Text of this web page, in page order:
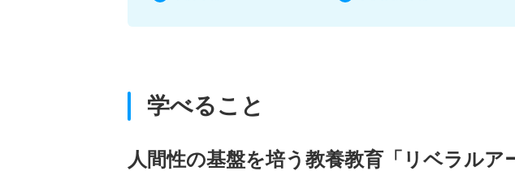
学べること
人間性の基盤を培う教養教育「リベラルア